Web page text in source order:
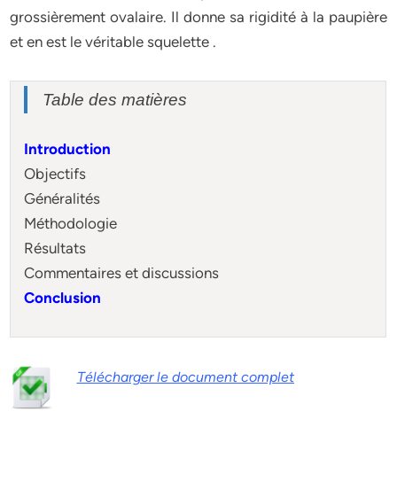
grossièrement ovalaire. Il donne sa rigidité à la paupière
et en est le véritable squelette .
Table des matières
Introduction
Objectifs
Généralités
Méthodologie
Résultats
Commentaires et discussions
Conclusion
Télécharger le document complet